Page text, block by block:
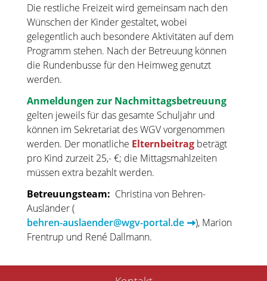
Die restliche Freizeit wird gemeinsam nach den
Wünschen der Kinder gestaltet, wobei
gelegentlich auch besondere Aktivitäten auf dem
Programm stehen. Nach der Betreuung können
die Rundenbusse für den Heimweg genutzt
werden.
Anmeldungen zur Nachmittagsbetreuung
gelten jeweils für das gesamte Schuljahr und
können im Sekretariat des WGV vorgenommen
werden. Der monatliche Elternbeitrag beträgt
pro Kind zurzeit 25,- €; die Mittagsmahlzeiten
müssen extra bezahlt werden.
Betreuungsteam: Christina von Behren-
Ausländer (
behren-auslaender@wgv-portal.de
), Marion
Frentrup und René Dallmann.